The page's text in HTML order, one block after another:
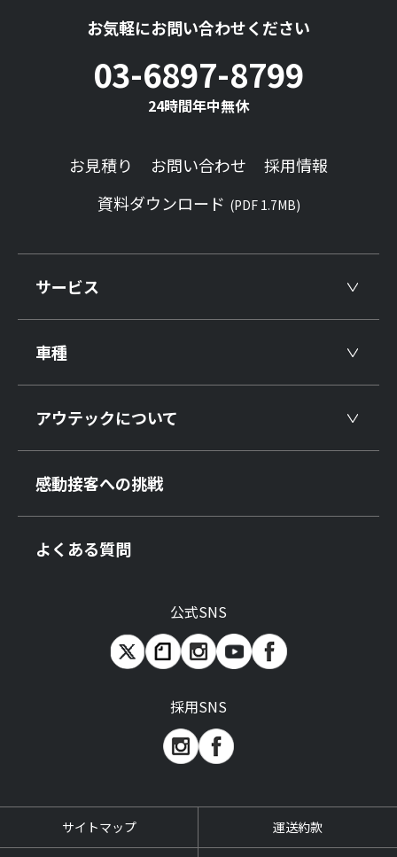
お気軽にお問い合わせください
03-6897-8799
24時間年中無休
お見積り お問い合わせ
採用情報
資料ダウンロード (PDF 1.7MB)
サービス
車種
アウテックについて
感動接客への挑戦
よくある質問
公式SNS
採用SNS
サイトマップ 運送約款